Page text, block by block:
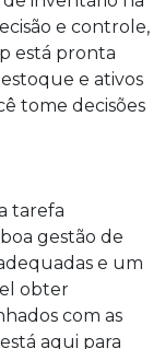
e controle,
está pronta
e ativos
tome decisões
tarefa
gestão de
e um
obter
com as
aqui para